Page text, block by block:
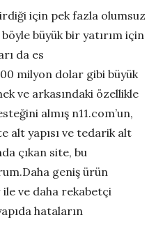
için pek fazla olumsuz
büyük bir yatırım için
da es
milyon dolar gibi büyük
ve arkasındaki özellikle
almış n11.com’un,
alt yapısı ve tedarik alt
çıkan site, bu
geniş ürün
ve daha rekabetçi
hataların